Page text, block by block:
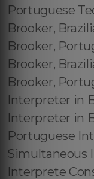
Portuguese
Brooker,
Brooker,
Brooker,
Brooker,
Interpreter in
Interpreter in
Portuguese
Simultaneous
Interprete